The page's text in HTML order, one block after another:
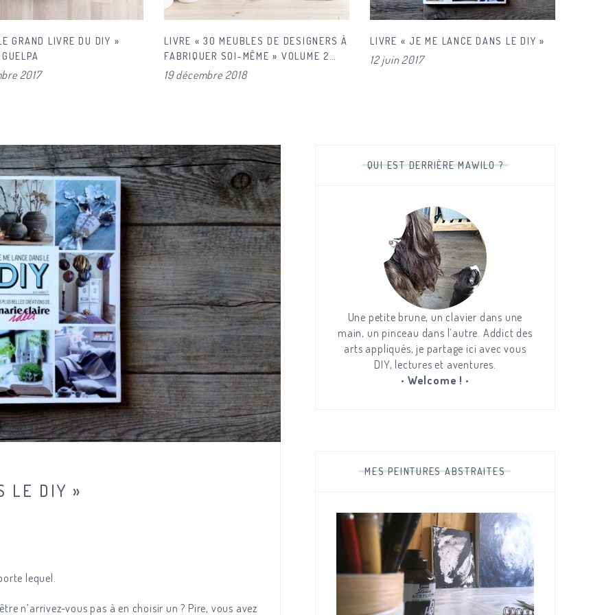
GRAND LIVRE DU DIY »
2017
LIVRE « 30 MEUBLES DE DESIGNERS À
FABRIQUER SOI-MÊME » VOLUME 2
PAR CHRISTOPHER STUART
19 décembre 2018
LIVRE « JE ME LANCE DANS LE DIY »
12 juin 2017
LE DIY »
lequel.
n’arrivez-vous pas à en choisir un ? Pire, vous avez
QUI EST DERRIÈRE MAWILO ?
Une petite brune, un clavier dans une
main, un pinceau dans l’autre. Addict des
arts appliqués, je partage ici avec vous
DIY, lectures et aventures.
• Welcome ! •
MES PEINTURES ABSTRAITES